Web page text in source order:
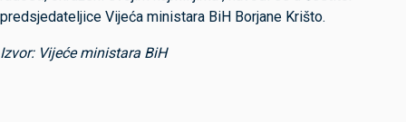
predsjedateljice Vijeća ministara BiH Borjane Krišto.
Izvor: Vijeće ministara BiH